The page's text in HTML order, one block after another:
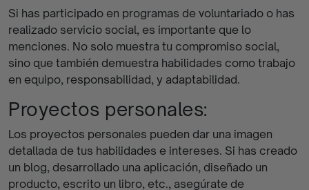
Si has participado en programas de voluntariado o has
realizado servicio social, es importante que lo
menciones. No solo muestra tu compromiso social,
sino que también demuestra habilidades como trabajo
en equipo, responsabilidad, y adaptabilidad.
Proyectos personales:
Los proyectos personales pueden dar una imagen
detallada de tus habilidades e intereses. Si has creado
un blog, desarrollado una aplicación, diseñado un
producto, escrito un libro, etc., asegúrate de